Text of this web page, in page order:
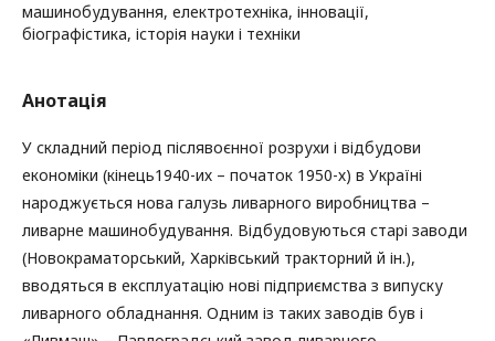
машинобудування, електротехніка, інновації,
біографістика, історія науки і техніки
Анотація
У складний період післявоєнної розрухи і відбудови
економіки (кінець1940-их – початок 1950-х) в Україні
народжується нова галузь ливарного виробництва –
ливарне машинобудування. Відбудовуються старі заводи
(Новокраматорський, Харківський тракторний й ін.),
вводяться в експлуатацію нові підприємства з випуску
ливарного обладнання. Одним із таких заводів був і